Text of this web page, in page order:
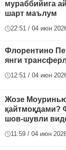
мураббийига
шарт маълум
22:51 / 04 июн
Флорентино
янги
12:51 / 04 июн
Жозе
қайтмоқдами?
шов-шувли
11:59 / 04 июн